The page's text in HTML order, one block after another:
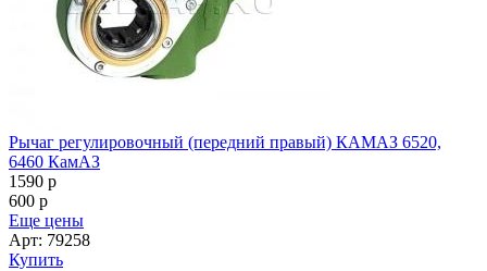
Рычаг регулировочный (передний правый) КАМАЗ 6520,
6460 КамАЗ
1590 p
600 p
Еще цены
Арт: 79258
Купить